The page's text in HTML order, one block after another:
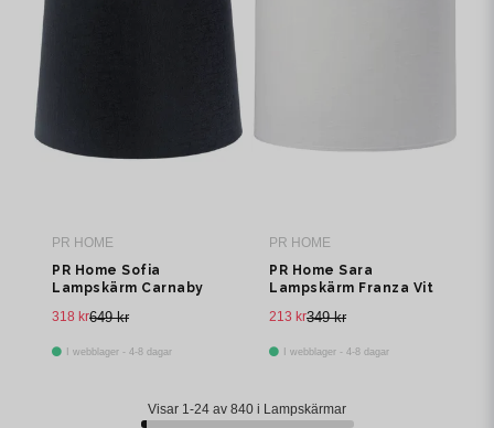
PR HOME
PR Home Sofia
Lampskärm Carnaby
649 kr
318 kr
I webblager - 4-8 dagar
PR HOME
PR Home Sara
Lampskärm Franza Vit
349 kr
213 kr
I webblager - 4-8 dagar
Visar 1-24 av 840 i Lampskärmar